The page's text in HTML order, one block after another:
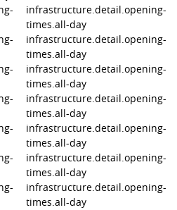
infrastructure.detail.opening-
times.all-day
infrastructure.detail.opening-
times.all-day
infrastructure.detail.opening-
times.all-day
infrastructure.detail.opening-
times.all-day
infrastructure.detail.opening-
times.all-day
infrastructure.detail.opening-
times.all-day
infrastructure.detail.opening-
times.all-day